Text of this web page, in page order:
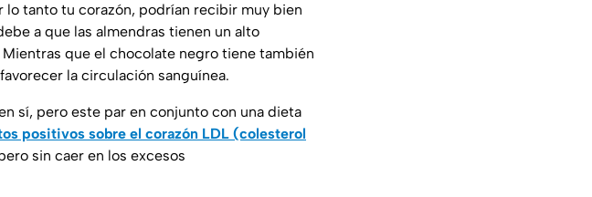
tanto tu corazón, podrían recibir muy bien
a que las almendras tienen un alto
Mientras que el chocolate negro tiene también
la circulación sanguínea.
sí, pero este par en conjunto con una dieta
positivos sobre el corazón LDL (colesterol
sin caer en los excesos